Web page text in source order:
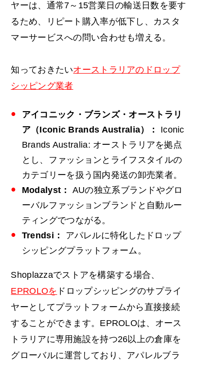
ヤーは、通常7～15営業日の輸送日数を要す
るため、リピート購入率が低下し、カスタ
マーサービスへの問い合わせも増える。
知っておきたいオーストラリアのドロップ
シッピング業者
アイコニック・ブランズ・オーストラリ
ア（Iconic Brands Australia）： Iconic
Brands Australia: オーストラリアを拠点
とし、ファッションとライフスタイルの
カテゴリーを扱う国内発送の卸売業者。
Modalyst： AUの独立系ブランドやグロ
ーバルファッションブランドと自動ルー
ティングでつながる。
Trendsi： アパレルに特化したドロップ
シッピングプラットフォーム。
Shoplazzaでストアを構築する場合、
EPROLOを ドロップシッピングのサプライ
ヤーとしてプラットフォームから直接接続
することができます。EPROLOは、オース
トラリアに専用施設を持つ26以上の倉庫を
グローバルに運営しており、アパレルブラ